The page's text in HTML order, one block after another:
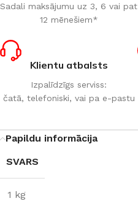
Sadali maksājumu uz 3, 6 vai pat
12 mēnešiem*
Klientu atbalsts
Izpalīdzīgs serviss:
čatā, telefoniski, vai pa e-pastu
Papildu informācija
SVARS
1 kg